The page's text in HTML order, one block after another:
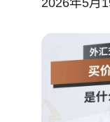
2026年5月